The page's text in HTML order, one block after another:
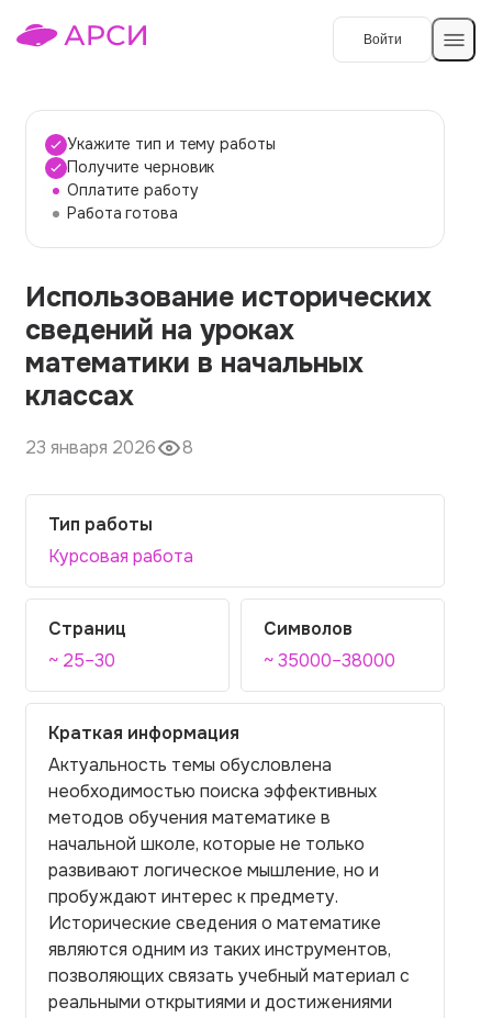
Войти
Темы работ
О сервисе
О компании
Наши гарантии
Порядок оплаты
Контакты
Укажите тип и тему работы
Получите черновик
Оплатите работу
Работа готова
Использование исторических
сведений на уроках
математики в начальных
классах
23 января 2026 8
Тип работы
Курсовая работа
Страниц
~ 25–30
Символов
~ 35000–38000
Краткая информация
Актуальность темы обусловлена
необходимостью поиска эффективных
методов обучения математике в
начальной школе, которые не только
развивают логическое мышление, но и
пробуждают интерес к предмету.
Исторические сведения о математике
являются одним из таких инструментов,
позволяющих связать учебный материал с
реальными открытиями и достижениями